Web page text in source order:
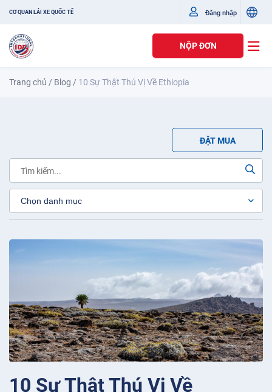
CƠ QUAN LÁI XE QUỐC TẾ Đăng nhập
NỘP ĐƠN
Trang chủ / Blog / 10 Sự Thật Thú Vị Về Ethiopia
ĐẶT MUA
10 Sự Thật Thú Vị Về